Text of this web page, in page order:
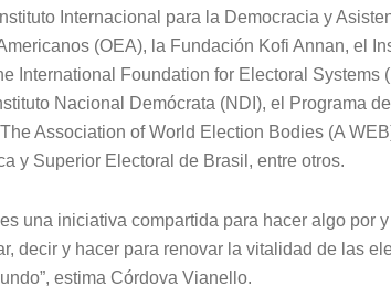
Internacional para la Democracia y
(OEA), la Fundación Kofi Annan, el
International Foundation for Electoral
Nacional Demócrata (NDI), el Programa
Association of World Election Bodies (A
y Superior Electoral de Brasil, entre otros.
una iniciativa compartida para hacer algo por
decir y hacer para renovar la vitalidad de las
estima Córdova Vianello.